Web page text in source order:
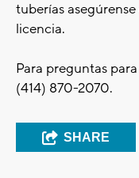
tuberías
licencia.
Para preguntas
(414) 870-2070.
SHARE